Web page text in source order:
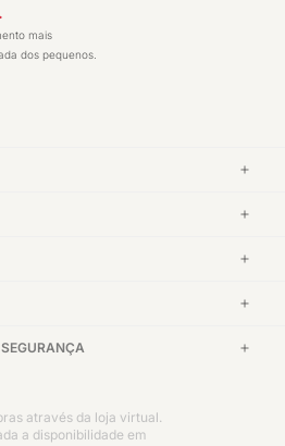
mais
dos pequenos.
através da loja virtual.
a disponibilidade em